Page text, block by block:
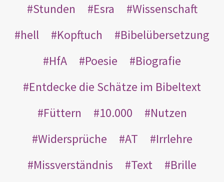
Stunden
Esra
Wissenschaft
hell
Kopftuch
Bibelübersetzung
HfA
Poesie
Biografie
Entdecke die Schätze im Bibeltext
Füttern
10.000
Nutzen
Widersprüche
AT
Irrlehre
Missverständnis
Text
Brille